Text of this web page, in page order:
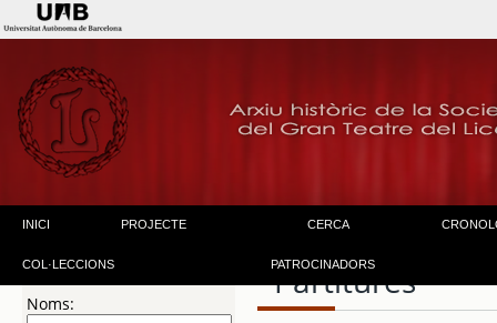
INICI PROJECTE CERCA
COL·LECCIONS PATROCINADORS
Noms:
Partitures